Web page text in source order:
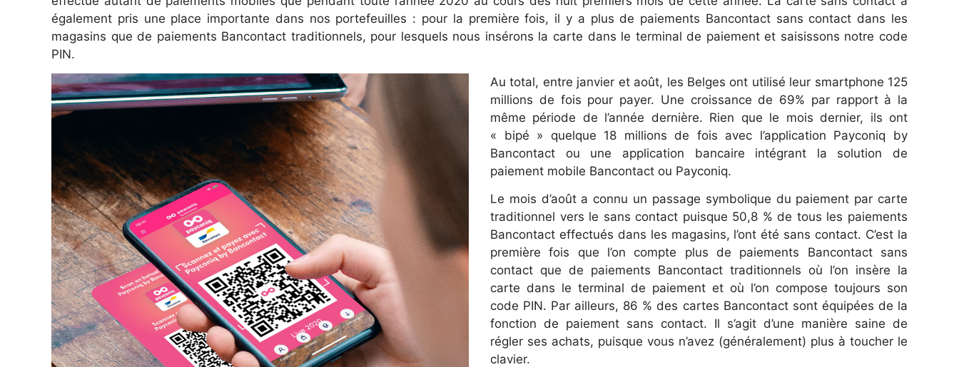
également pris une place importante dans nos portefeuilles : pour la première fois, il y a plus de paiements Bancontact sans contact dans les
magasins que de paiements Bancontact traditionnels, pour lesquels nous insérons la carte dans le terminal de paiement et saisissons notre code
PIN.
Au total, entre janvier et août, les Belges ont utilisé leur smartphone 125
millions de fois pour payer. Une croissance de 69% par rapport à la
même période de l’année dernière. Rien que le mois dernier, ils ont
« bipé » quelque 18 millions de fois avec l’application Payconiq by
Bancontact ou une application bancaire intégrant la solution de
paiement mobile Bancontact ou Payconiq.
Le mois d’août a connu un passage symbolique du paiement par carte
traditionnel vers le sans contact puisque 50,8 % de tous les paiements
Bancontact effectués dans les magasins, l’ont été sans contact. C’est la
première fois que l’on compte plus de paiements Bancontact sans
contact que de paiements Bancontact traditionnels où l’on insère la
carte dans le terminal de paiement et où l’on compose toujours son
code PIN. Par ailleurs, 86 % des cartes Bancontact sont équipées de la
fonction de paiement sans contact. Il s’agit d’une manière saine de
régler ses achats, puisque vous n’avez (généralement) plus à toucher le
clavier.